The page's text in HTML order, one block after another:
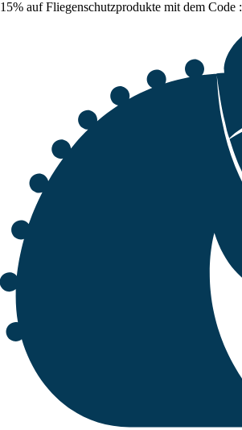
15% auf Fliegenschutzprodukte mit dem Code :